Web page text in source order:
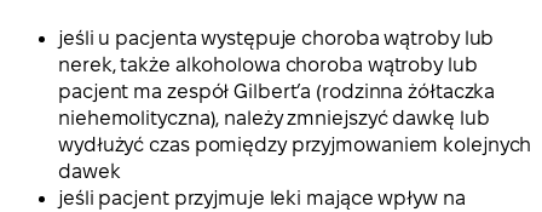
jeśli u pacjenta występuje choroba wątroby lub
nerek, także alkoholowa choroba wątroby lub
pacjent ma zespół Gilbert’a (rodzinna żółtaczka
niehemolityczna), należy zmniejszyć dawkę lub
wydłużyć czas pomiędzy przyjmowaniem kolejnych
dawek
jeśli pacjent przyjmuje leki mające wpływ na